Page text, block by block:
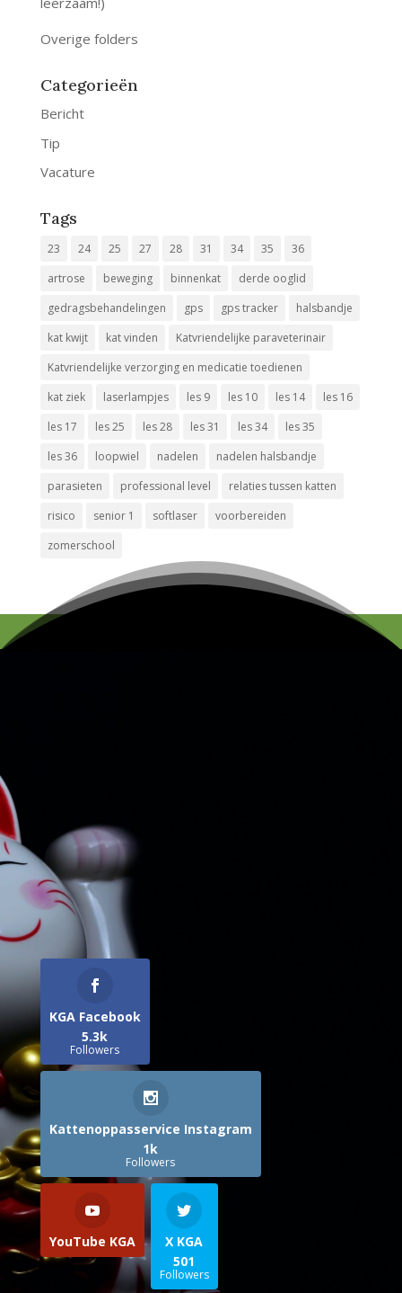
Overige folders
Categorieën
Bericht
Tip
Vacature
Tags
23 24 25 27 28 31 34 35
36
artrose
beweging binnenkat
derde ooglid
gedragsbehandelingen
gps gps tracker
halsbandje
kat kwijt
kat vinden
Katvriendelijke paraveterinair
Katvriendelijke verzorging en medicatie toedienen
kat ziek
laserlampjes les 9 les 10 les 14
les 16
les 17
les 25 les 28 les 31 les 34
les 35
les 36
loopwiel nadelen
nadelen halsbandje
parasieten
professional level
relaties tussen katten
risico
senior 1 softlaser
voorbereiden
zomerschool
KGA Facebook
5.3k
Followers
Kattenoppasservice Instagram
1k
Followers
YouTube KGA
X KGA
501
Followers